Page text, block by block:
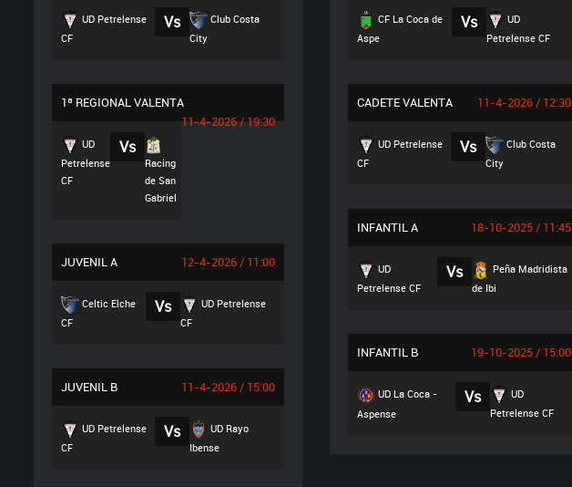
UD Petrelense
CF
Vs
Club Costa
City
1ª REGIONAL VALENTA
11-4-2026 / 19:30
UD
Petrelense
CF
Vs
Racing
de San
Gabriel
JUVENIL A 12-4-2026 / 11:00
Celtic Elche
CF
Vs
UD Petrelense
CF
JUVENIL B 11-4-2026 / 15:00
UD Petrelense
CF
Vs
UD Rayo
Ibense
CF La Coca de
Aspe
Vs
UD
Petrelense CF
CADETE VALENTA 11-4-2026 / 12:30
UD Petrelense
CF
Vs
Club Costa
City
INFANTIL A 18-10-2025 / 11:45
UD
Petrelense CF
Vs
Peña Madridista
de Ibi
INFANTIL B 19-10-2025 / 15:00
UD La Coca -
Aspense
Vs
UD
Petrelense CF